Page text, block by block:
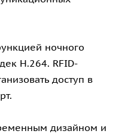
ночного
H.264. RFID-
доступ в
дизайном и